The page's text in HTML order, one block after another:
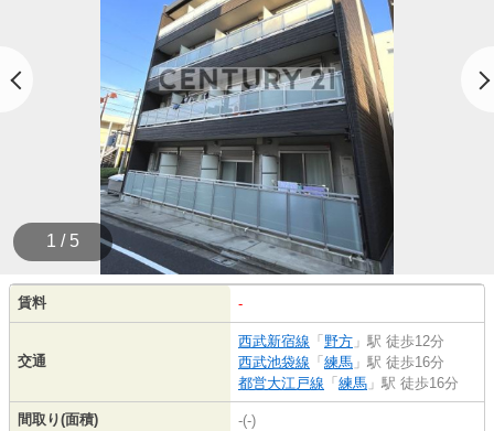
1 / 5
賃料 -
交通
西武新宿線 「 野方 」駅 徒歩12分
西武池袋線 「 練馬 」駅 徒歩16分
都営大江戸線 「 練馬 」駅 徒歩16分
間取り(面積) -(-)